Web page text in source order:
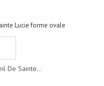
De Sainte...